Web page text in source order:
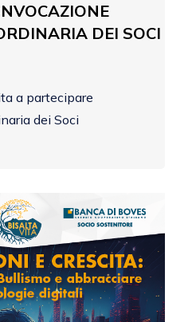
DEI SOCI
a partecipare
dei Soci